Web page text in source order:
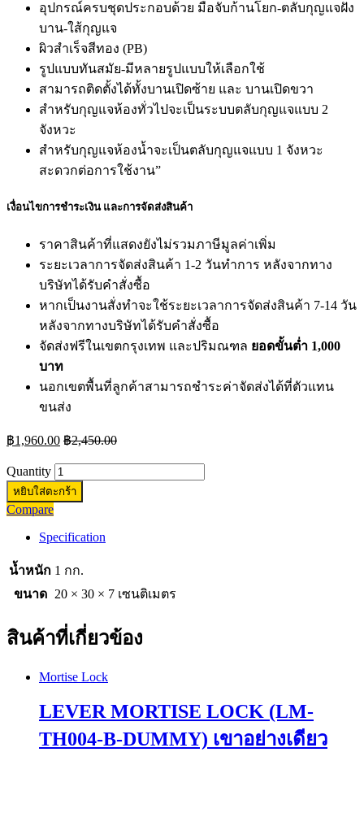
อุปกรณ์ครบชุดประกอบด้วย มือจับก้านโยก-ตลับกุญแจฝัง
บาน-ใส้กุญแจ
ผิวสำเร็จสีทอง (PB)
รูปแบบทันสมัย-มีหลายรูปแบบให้เลือกใช้
สามารถติดตั้งได้ทั้งบานเปิดซ้าย และ บานเปิดขวา
สำหรับกุญแจห้องทั่วไปจะเป็นระบบตลับกุญแจแบบ 2
จังหวะ
สำหรับกุญแจห้องน้ำจะเป็นตลับกุญแจแบบ 1 จังหวะ
สะดวกต่อการใช้งาน”
เงื่อนไขการชำระเงิน และการจัดส่งสินค้า
ราคาสินค้าที่แสดงยังไม่รวมภาษีมูลค่าเพิ่ม
ระยะเวลาการจัดส่งสินค้า 1-2 วันทำการ หลังจากทาง
บริษัทได้รับคำสั่งซื้อ
หากเป็นงานสั่งทำจะใช้ระยะเวลาการจัดส่งสินค้า 7-14 วัน
หลังจากทางบริษัทได้รับคำสั่งซื้อ
จัดส่งฟรีในเขตกรุงเทพ และปริมณฑล ยอดขั้นต่ำ 1,000
บาท
นอกเขตพื้นที่ลูกค้าสามารถชำระค่าจัดส่งได้ที่ตัวแทน
ขนส่ง
฿1,960.00 ฿2,450.00
Quantity
หยิบใส่ตะกร้า
Compare
Specification
น้ำหนัก 1 กก.
ขนาด
20 × 30 × 7 เซนติเมตร
สินค้าที่เกี่ยวข้อง
Mortise Lock
LEVER MORTISE LOCK (LM-
TH004-B-DUMMY) เขาอย่างเดียว